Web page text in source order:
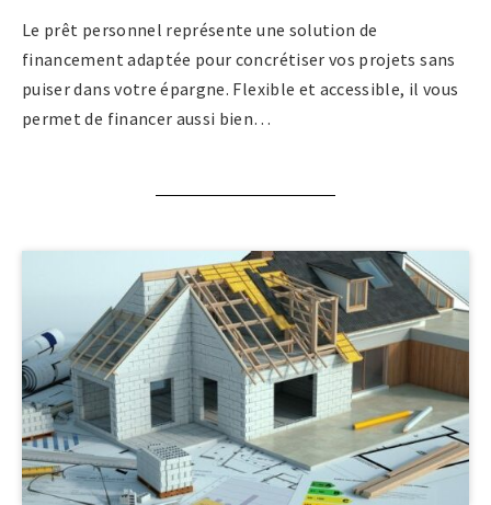
Le prêt personnel représente une solution de
financement adaptée pour concrétiser vos projets sans
puiser dans votre épargne. Flexible et accessible, il vous
permet de financer aussi bien…